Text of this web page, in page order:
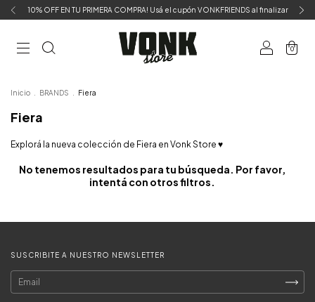
10% OFF EN TU PRIMERA COMPRA! Usá el cupón VONKFRIENDS al finalizar
0
Inicio BRANDS Fiera
Fiera
Explorá la nueva colección de Fiera en Vonk Store ♥
No tenemos resultados para tu búsqueda. Por favor,
intentá con otros filtros.
SUSCRIBITE A NUESTRO NEWSLETTER